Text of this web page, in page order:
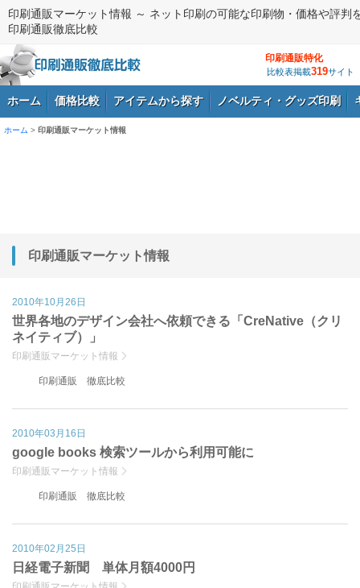
印刷通販マーケット情報 ～ ネット印刷の可能な印刷物・価格や評判
印刷通販徹底比較
印刷通販特化
比較表掲載319サイト
ホーム 価格比較 アイテムから探す ノベルティ・グッズ印刷
ホーム > 印刷通販マーケット情報
印刷通販マーケット情報
2010年10月26日
世界各地のデザイン会社へ依頼できる「CreNative（クリ
ネイティブ）」
印刷通販マーケット情報
印刷通販 徹底比較
2010年03月16日
google books 検索ツールから利用可能に
印刷通販マーケット情報
印刷通販 徹底比較
2010年02月25日
日経電子新聞 単体月額4000円